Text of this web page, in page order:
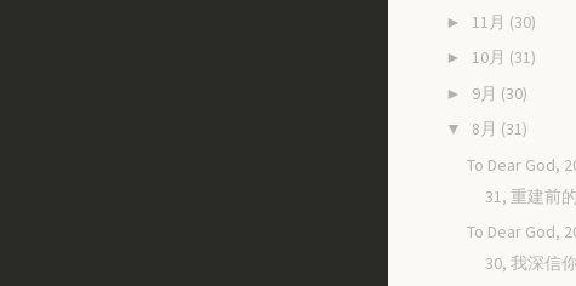
► 11月 (30)
► 10月 (31)
► 9月 (30)
▼ 8月 (31)
To Dear God,
31, 重建前
To Dear God,
30, 我深信